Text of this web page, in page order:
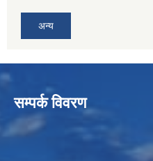
अन्य
सम्पर्क विवरण